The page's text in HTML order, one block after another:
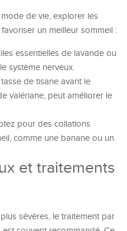
de vie, explorer les
un meilleur sommeil :
essentielles de lavande ou
système nerveux.
de tisane avant le
valériane, peut améliorer le
pour des collations
comme une banane ou un
et traitements
sévères, le traitement par